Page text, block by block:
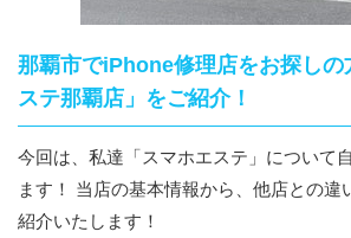
那覇市でiPhone修理店をお探しの
ステ那覇店」をご紹介！
今回は、私達「スマホエステ」について
ます！ 当店の基本情報から、他店との違いなど！ 隅々までご
紹介いたします！